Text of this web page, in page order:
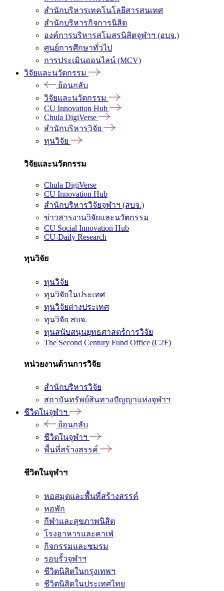
สำนักบริหารเทคโนโลยีสารสนเทศ
สำนักบริหารกิจการนิสิต
องค์การบริหารสโมสรนิสิตจุฬาฯ (อบจ.)
ศูนย์การศึกษาทั่วไป
การประเมินออนไลน์ (MCV)
วิจัยและนวัตกรรม
ย้อนกลับ
วิจัยและนวัตกรรม
CU Innovation Hub
Chula DigiVerse
สำนักบริหารวิจัย
ทุนวิจัย
วิจัยและนวัตกรรม
Chula DigiVerse
CU Innovation Hub
สำนักบริหารวิจัยจุฬาฯ (สบจ.)
ข่าวสารงานวิจัยและนวัตกรรม
CU Social Innovation Hub
CU-Daily Research
ทุนวิจัย
ทุนวิจัย
ทุนวิจัยในประเทศ
ทุนวิจัยต่างประเทศ
ทุนวิจัย สบจ.
ทุนสนับสนุนยุทธศาสตร์การวิจัย
The Second Century Fund Office (C2F)
หน่วยงานด้านการวิจัย
สำนักบริหารวิจัย
สถาบันทรัพย์สินทางปัญญาแห่งจุฬาฯ
ชีวิตในจุฬาฯ
ย้อนกลับ
ชีวิตในจุฬาฯ
พื้นที่สร้างสรรค์
ชีวิตในจุฬาฯ
หอสมุดและพื้นที่สร้างสรรค์
หอพัก
กีฬาและสุขภาพนิสิต
โรงอาหารและคาเฟ่
กิจกรรมและชมรม
รอบรั้วจุฬาฯ
ชีวิตนิสิตในกรุงเทพฯ
ชีวิตนิสิตในประเทศไทย